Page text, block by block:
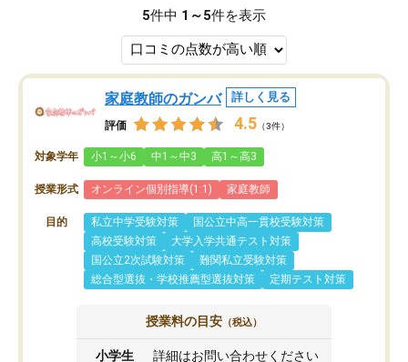
5件中 1～5件を表示
家庭教師のガンバ 詳しく見る
評価 4.5 （3件）
対象学年 小1～小6 中1～中3 高1～高3
授業形式 オンライン個別指導(1:1) 家庭教師
目的 私立中学受験対策
国公立中高一貫校受験対策
高校受験対策
大学入学共通テスト対策
国公立2次試験対策
難関私立受験対策
総合型選抜・学校推薦型選抜対策
定期テスト対策
授業料の目安 （税込）
小学生 詳細はお問い合わせください